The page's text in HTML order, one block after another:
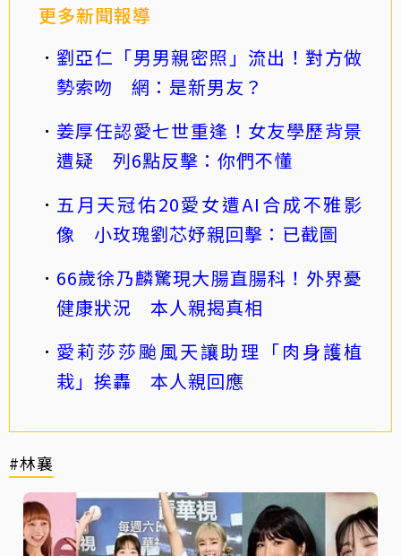
更多新聞報導
劉亞仁「男男親密照」流出！對方做
勢索吻 網：是新男友？
姜厚任認愛七世重逢！女友學歷背景
遭疑 列6點反擊：你們不懂
五月天冠佑20愛女遭AI合成不雅影
像 小玫瑰劉芯妤親回擊：已截圖
66歲徐乃麟驚現大腸直腸科！外界憂
健康狀況 本人親揭真相
愛莉莎莎颱風天讓助理「肉身護植
栽」挨轟 本人親回應
#林襄